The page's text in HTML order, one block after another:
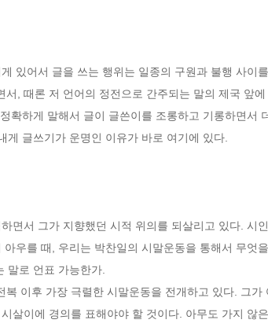
있어서 글을 쓰는 행위는 일종의 구원과 불행 사이
, 때론 저 언어의 정전으로 간주되는 말의 제국 앞
확하게 말해서 글이 글쓴이를 조롱하고 기롱하면서
글쓰기가 운명인 이유가 바로 여기에 있다.
면서 그가 지향했던 시적 위의를 되살리고 있다. 시
우를 때, 우리는 박찬일의 시말운동을 통해서 무엇
말로 언표 가능한가.
이후 가장 극렬한 시말운동을 전개하고 있다. 그
살이에 경의를 표해야야 할 것이다. 아무도 가지 않